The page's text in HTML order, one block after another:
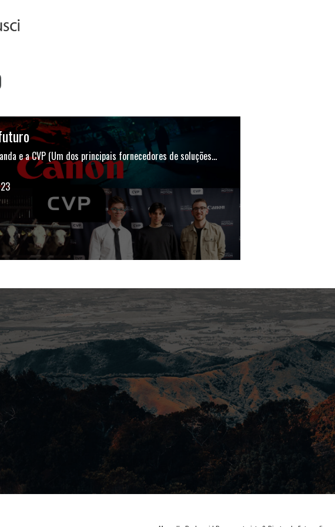
e a CVP (Um dos principais fornecedores de soluções…